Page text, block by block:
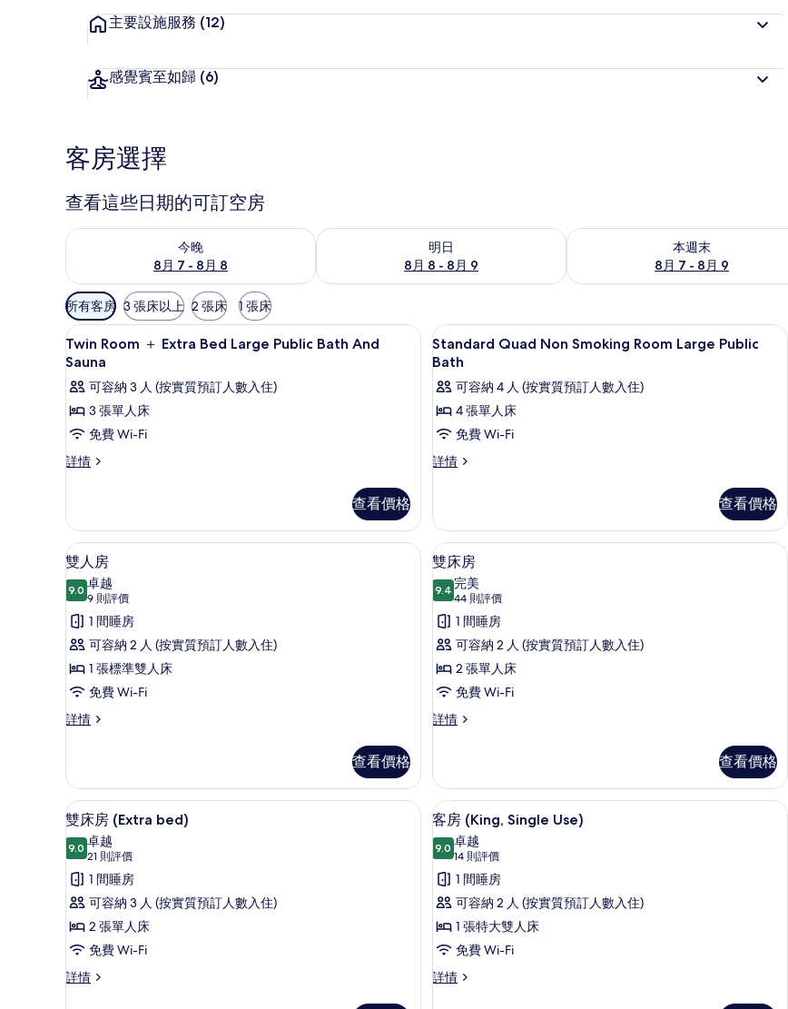
主要設施服務 (12)
感覺賓至如歸 (6)
客房選擇
查看這些日期的可訂空房
今晚
8月 7 - 8月 8
查看今晚 8月 7 - 8月 8的可訂空房
明日
8月 8 - 8月 9
查看明日 8月 8 - 8月 9的可訂空房
本週末
8月 7 - 8月 9
查看本週末 8月 7 - 8月 9的可訂空房
可
用
嘅
客
房
選
條
件
所有客房 3 張床以上 2 張床 1 張床
載
入
所
有
Twin
＋
Bed
Large
Public
Bath
And
Sauna
的
相
片
1
Twin Room ＋ Extra Bed Large Public Bath And
Sauna
可容納 3 人 (按實質預訂人數入住)
3 張單人床
免費 Wi-Fi
詳情
Twin
Bed
Large
Public
Bath
And
Sauna
詳
情
查看價格
載
入
所
有
Standard
Non
Large
Public
Bath
的
相
片
1
Standard Quad Non Smoking Room Large Public
Bath
可容納 4 人 (按實質預訂人數入住)
4 張單人床
免費 Wi-Fi
詳情
Standard
Room
Large
Public
Bath
詳
查看價格
載
入
所
有
雙
人
房
的
8
雙人房
9.09.0 分，滿分 10 分
卓越
9 則評價
(9
則
評
價)
1 間睡房
可容納 2 人 (按實質預訂人數入住)
1 張標準雙人床
免費 Wi-Fi
詳情
雙
情
查看價格
載
入
所
有
雙
床
房
的
8
雙床房
9.49.4 分，滿分 10 分
完美
44 則評價
(44
則
評
價)
1 間睡房
可容納 2 人 (按實質預訂人數入住)
2 張單人床
免費 Wi-Fi
詳情
雙
情
查看價格
載
入
所
有
雙
床
房
(Extra
雙床房 (Extra bed) | 羽絨被、房內夾萬、書桌、隔音
8
雙床房 (Extra bed)
9.09.0 分，滿分 10 分
卓越
21 則評價
(21
則
評
價)
1 間睡房
可容納 3 人 (按實質預訂人數入住)
2 張單人床
免費 Wi-Fi
詳情
雙
載
入
所
有
客
房
(King,
Single
8
客房 (King, Single Use)
9.09.0 分，滿分 10 分
卓越
14 則評價
(14
則
評
價)
1 間睡房
可容納 2 人 (按實質預訂人數入住)
1 張特大雙人床
免費 Wi-Fi
詳情
客